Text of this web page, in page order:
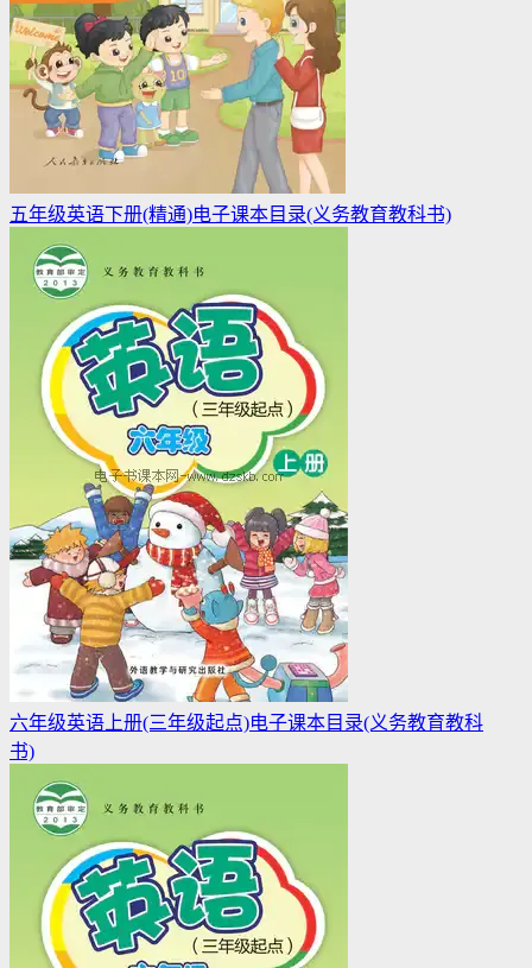
五年级英语下册(精通)电子课本目录(义务教育教科书)
六年级英语上册(三年级起点)电子课本目录(义务教育教科
书)